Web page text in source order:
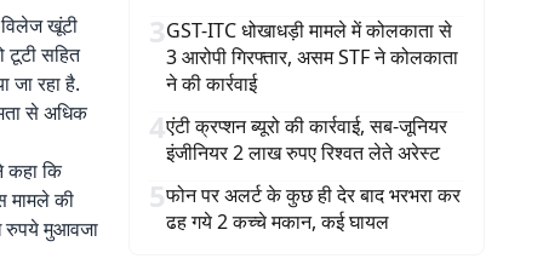
विलेज खूंटी
सहित
जा रहा है.
से अधिक
कहा कि
मामले की
रुपये मुआवजा
3GST-ITC धोखाधड़ी मामले में कोलकाता से
3 आरोपी गिरफ्तार, असम STF ने कोलकाता
ने की कार्रवाई
4एंटी क्रप्शन ब्यूरो की कार्रवाई, सब-जूनियर
इंजीनियर 2 लाख रुपए रिश्वत लेते अरेस्ट
5फोन पर अलर्ट के कुछ ही देर बाद भरभरा कर
ढह गये 2 कच्चे मकान, कई घायल